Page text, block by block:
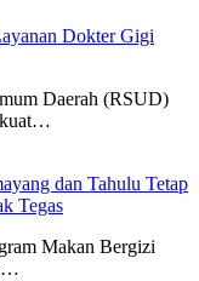
Dokter Gigi
Daerah (RSUD)
dan Tahulu Tetap
Tegas
Makan Bergizi